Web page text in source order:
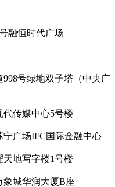
融恒时代广场
998号绿地双子塔（中央广
代传媒中心5号楼
宁广场IFC国际金融中心
天地写字楼1号楼
象城华润大厦B座